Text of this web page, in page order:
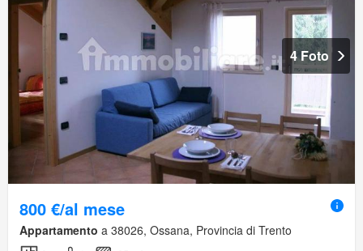
4 Foto
800 €/al mese
Appartamento a 38026, Ossana, Provincia di Trento